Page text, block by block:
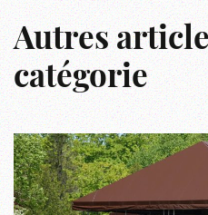
Autres
catégorie